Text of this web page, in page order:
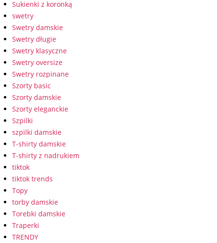
Sukienki z koronką
swetry
Swetry damskie
Swetry długie
Swetry klasyczne
Swetry oversize
Swetry rozpinane
Szorty basic
Szorty damskie
Szorty eleganckie
Szpilki
szpilki damskie
T-shirty damskie
T-shirty z nadrukiem
tiktok
tiktok trends
Topy
torby damskie
Torebki damskie
Traperki
TRENDY